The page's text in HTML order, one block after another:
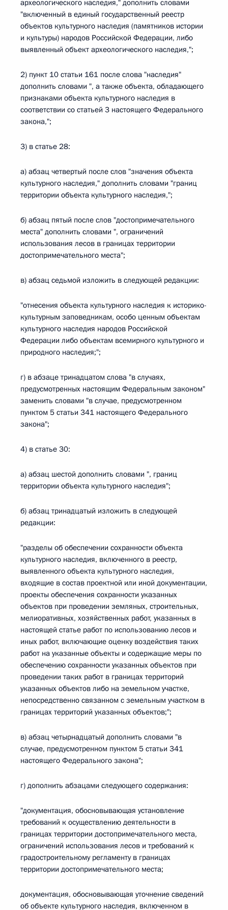
археологического наследия," дополнить словами
"включенный в единый государственный реестр
объектов культурного наследия (памятников истории
и культуры) народов Российской Федерации, либо
выявленный объект археологического наследия,";
2) пункт 10 статьи 161 после слова "наследия"
дополнить словами ", а также объекта, обладающего
признаками объекта культурного наследия в
соответствии со статьей 3 настоящего Федерального
закона,";
3) в статье 28:
а) абзац четвертый после слов "значения объекта
культурного наследия," дополнить словами "границ
территории объекта культурного наследия,";
б) абзац пятый после слов "достопримечательного
места" дополнить словами ", ограничений
использования лесов в границах территории
достопримечательного места";
в) абзац седьмой изложить в следующей редакции:
"отнесения объекта культурного наследия к историко-
культурным заповедникам, особо ценным объектам
культурного наследия народов Российской
Федерации либо объектам всемирного культурного и
природного наследия;";
г) в абзаце тринадцатом слова "в случаях,
предусмотренных настоящим Федеральным законом"
заменить словами "в случае, предусмотренном
пунктом 5 статьи 341 настоящего Федерального
закона";
4) в статье 30:
а) абзац шестой дополнить словами ", границ
территории объекта культурного наследия";
б) абзац тринадцатый изложить в следующей
редакции:
"разделы об обеспечении сохранности объекта
культурного наследия, включенного в реестр,
выявленного объекта культурного наследия,
входящие в состав проектной или иной документации,
проекты обеспечения сохранности указанных
объектов при проведении земляных, строительных,
мелиоративных, хозяйственных работ, указанных в
настоящей статье работ по использованию лесов и
иных работ, включающие оценку воздействия таких
работ на указанные объекты и содержащие меры по
обеспечению сохранности указанных объектов при
проведении таких работ в границах территорий
указанных объектов либо на земельном участке,
непосредственно связанном с земельным участком в
границах территорий указанных объектов;";
в) абзац четырнадцатый дополнить словами "в
случае, предусмотренном пунктом 5 статьи 341
настоящего Федерального закона";
г) дополнить абзацами следующего содержания:
"документация, обосновывающая установление
требований к осуществлению деятельности в
границах территории достопримечательного места,
ограничений использования лесов и требований к
градостроительному регламенту в границах
территории достопримечательного места;
документация, обосновывающая уточнение сведений
об объекте культурного наследия, включенном в